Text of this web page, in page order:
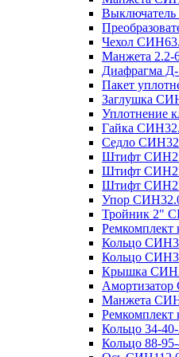
Выключатель
Чехол
Манжета 2.2-
Диафрагма
Пакет
Заглушка
Уплотнение
Гайка
Седло
Штифт
Штифт
Штифт
Упор
Тройник 2"
Ремкомплект
Кольцо
Кольцо
Крышка
Манжета
Ремкомплект
Кольцо 34-
Кольцо 88-